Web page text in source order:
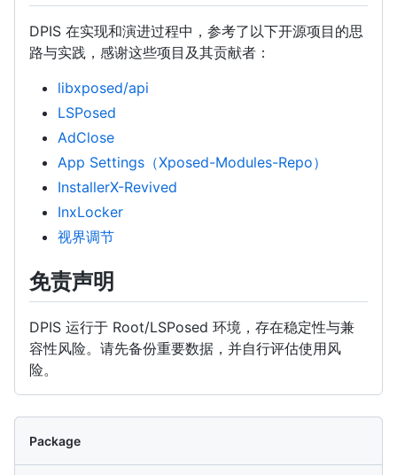
DPIS 在实现和演进过程中，参考了以下开源项目的思
路与实践，感谢这些项目及其贡献者：
libxposed/api
LSPosed
AdClose
App Settings（Xposed-Modules-Repo）
InstallerX-Revived
InxLocker
视界调节
免责声明
DPIS 运行于 Root/LSPosed 环境，存在稳定性与兼
容性风险。请先备份重要数据，并自行评估使用风
险。
Package